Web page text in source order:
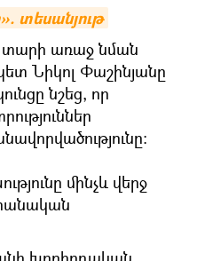
տեսանյութ
տարի առաջ նման
Նիկոլ Փաշինյանը
նշեց, որ
մինչև վերջ